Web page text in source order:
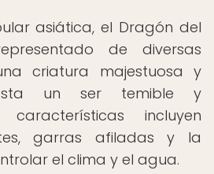
asiática, el Dragón del
de diversas
criatura majestuosa y
un ser temible y
incluyen
garras afiladas y la
el clima y el agua.